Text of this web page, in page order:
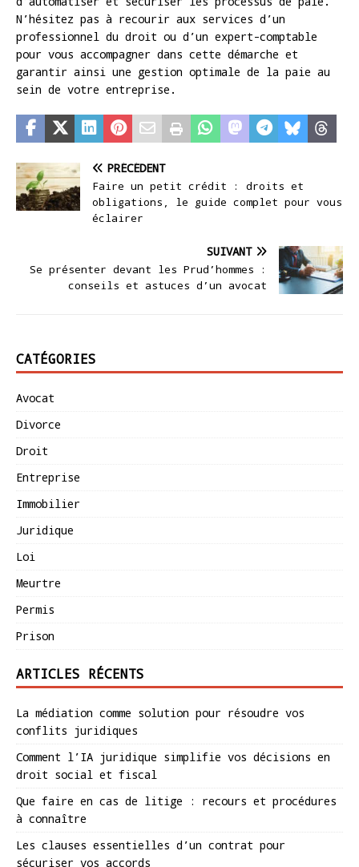
N’hésitez pas à recourir aux services d’un
professionnel du droit ou d’un expert-comptable
pour vous accompagner dans cette démarche et
garantir ainsi une gestion optimale de la paie au
sein de votre entreprise.
PRÉCÉDENT
Faire un petit crédit : droits et
obligations, le guide complet pour vous
éclairer
SUIVANT
Se présenter devant les Prud’hommes :
conseils et astuces d’un avocat
CATÉGORIES
Avocat
Divorce
Droit
Entreprise
Immobilier
Juridique
Loi
Meurtre
Permis
Prison
ARTICLES RÉCENTS
La médiation comme solution pour résoudre vos
conflits juridiques
Comment l’IA juridique simplifie vos décisions en
droit social et fiscal
Que faire en cas de litige : recours et procédures
à connaître
Les clauses essentielles d’un contrat pour
sécuriser vos accords